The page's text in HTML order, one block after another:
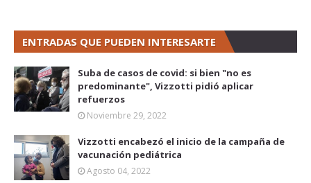
ENTRADAS QUE PUEDEN INTERESARTE
Suba de casos de covid: si bien "no es
predominante", Vizzotti pidió aplicar
refuerzos
Noviembre 29, 2022
Vizzotti encabezó el inicio de la campaña de
vacunación pediátrica
Agosto 04, 2022